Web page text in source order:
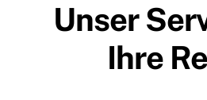
Unser
Ihre